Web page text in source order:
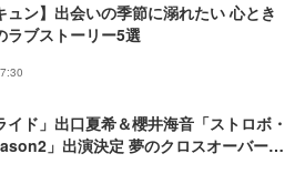
ュン】出会いの季節に溺れたい 心とき
ラブストーリー5選
イド」出口夏希＆櫻井海音「ストロボ・
」出演決定 夢のクロスオーバー実